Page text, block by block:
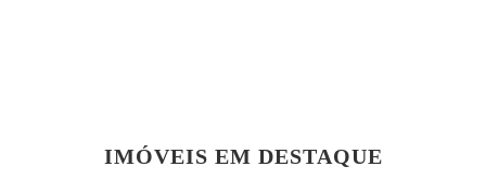
IMÓVEIS EM DESTAQUE